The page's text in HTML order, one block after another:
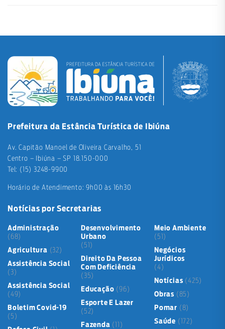
Prefeitura da Estância Turística de Ibiúna
Av. Capitão Manoel de Oliveira Carvalho, 51
Centro – Ibiúna – SP 18.150-000
Tel: (15) 3248-9900
Horário de Atendimento: 9h00 às 16h30
Notícias por Secretarias
Administração
(68)
Agricultura (32)
Assistência Social
(3)
Assistência Social
(49)
Boletim Covid-19
(5)
Desenvolvimento
Urbano
(51)
Direito Da Pessoa
Com Deficiência
(35)
Educação (96)
Esporte E Lazer
(52)
Fazenda (11)
Meio Ambiente
(51)
Negócios
Jurídicos
(4)
Notícias (425)
Obras (85)
Pomar (8)
Saúde (172)